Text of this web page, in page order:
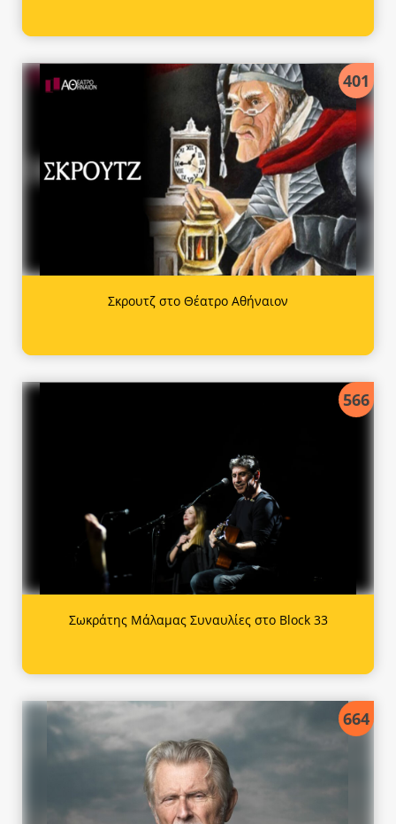
401
Σκρουτζ στο Θέατρο Αθήναιον
566
Σωκράτης Μάλαμας Συναυλίες στο Block 33
664